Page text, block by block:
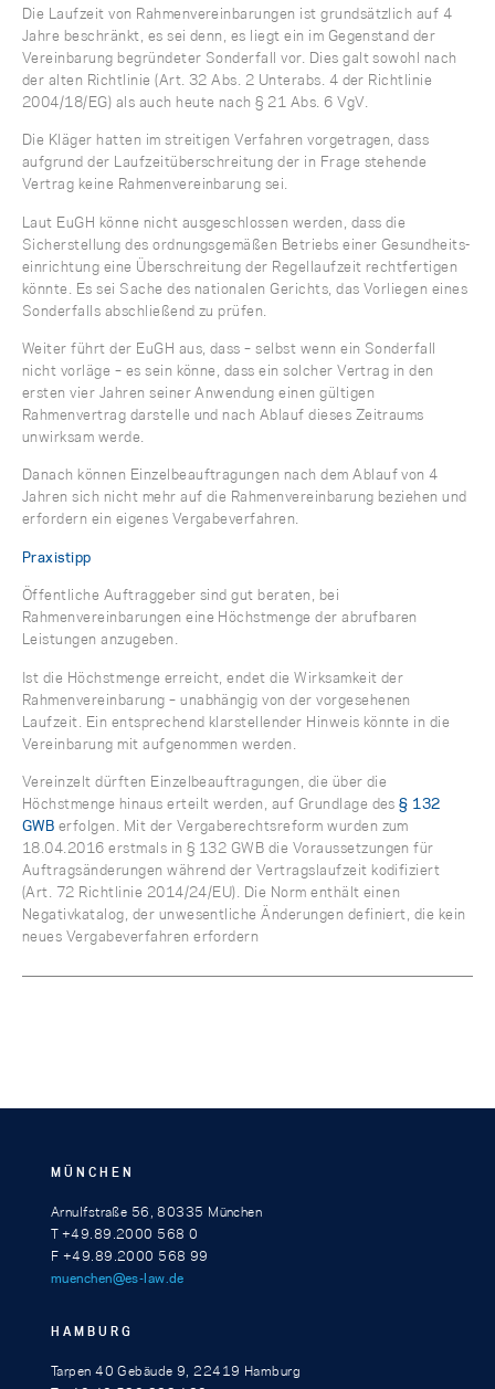
Die Laufzeit von Rahmenvereinbarungen ist grundsätzlich auf 4
Jahre beschränkt, es sei denn, es liegt ein im Gegenstand der
Vereinbarung begründeter Sonderfall vor. Dies galt sowohl nach
der alten Richtlinie (Art. 32 Abs. 2 Unterabs. 4 der Richtlinie
2004/18/EG) als auch heute nach § 21 Abs. 6 VgV.
Die Kläger hatten im streitigen Verfahren vorgetragen, dass
aufgrund der Laufzeitüberschreitung der in Frage stehende
Vertrag keine Rahmenvereinbarung sei.
Laut EuGH könne nicht ausgeschlossen werden, dass die
Sicherstellung des ordnungsgemäßen Betriebs einer Gesundheits-
einrichtung eine Überschreitung der Regellaufzeit rechtfertigen
könnte. Es sei Sache des nationalen Gerichts, das Vorliegen eines
Sonderfalls abschließend zu prüfen.
Weiter führt der EuGH aus, dass – selbst wenn ein Sonderfall
nicht vorläge – es sein könne, dass ein solcher Vertrag in den
ersten vier Jahren seiner Anwendung einen gültigen
Rahmenvertrag darstelle und nach Ablauf dieses Zeitraums
unwirksam werde.
Danach können Einzelbeauftragungen nach dem Ablauf von 4
Jahren sich nicht mehr auf die Rahmenvereinbarung beziehen und
erfordern ein eigenes Vergabeverfahren.
Praxistipp
Öffentliche Auftraggeber sind gut beraten, bei
Rahmenvereinbarungen eine Höchstmenge der abrufbaren
Leistungen anzugeben.
Ist die Höchstmenge erreicht, endet die Wirksamkeit der
Rahmenvereinbarung – unabhängig von der vorgesehenen
Laufzeit. Ein entsprechend klarstellender Hinweis könnte in die
Vereinbarung mit aufgenommen werden.
Vereinzelt dürften Einzelbeauftragungen, die über die
Höchstmenge hinaus erteilt werden, auf Grundlage des§ 132
GWB erfolgen. Mit der Vergaberechtsreform wurden zum
18.04.2016 erstmals in § 132 GWB die Voraussetzungen für
Auftragsänderungen während der Vertragslaufzeit kodifiziert
(Art. 72 Richtlinie 2014/24/EU). Die Norm enthält einen
Negativkatalog, der unwesentliche Änderungen definiert, die kein
neues Vergabeverfahren erfordern
MÜNCHEN
Arnulfstraße 56, 80335 München
T +49.89.2000 568 0
F +49.89.2000 568 99
muenchen@es-law.de
HAMBURG
Tarpen 40 Gebäude 9, 22419 Hamburg